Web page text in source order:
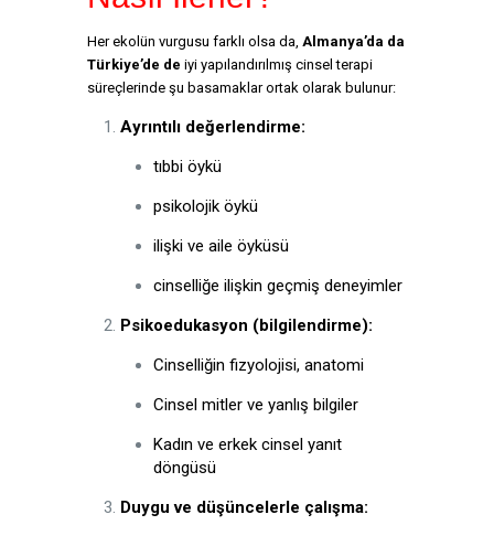
Her ekolün vurgusu farklı olsa da, Almanya’da da
Türkiye’de de iyi yapılandırılmış cinsel terapi
süreçlerinde şu basamaklar ortak olarak bulunur:
Ayrıntılı değerlendirme:
tıbbi öykü
psikolojik öykü
ilişki ve aile öyküsü
cinselliğe ilişkin geçmiş deneyimler
Psikoedukasyon (bilgilendirme):
Cinselliğin fizyolojisi, anatomi
Cinsel mitler ve yanlış bilgiler
Kadın ve erkek cinsel yanıt
döngüsü
Duygu ve düşüncelerle çalışma: